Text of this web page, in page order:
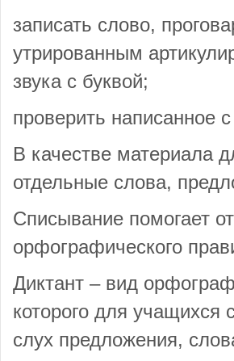
записать слово,
утрированным
звука с буквой;
проверить написанное
В качестве материала
отдельные слова,
Списывание помогает
орфографического
Диктант – вид
которого для учащихся
слух предложения,